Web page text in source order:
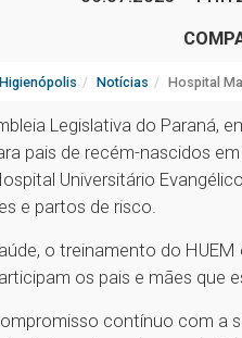
Notícias Hospital
Legislativa do Paraná,
pais de recém-nascidos
Universitário
e partos de risco.
o treinamento do
os pais e mães que
contínuo com a